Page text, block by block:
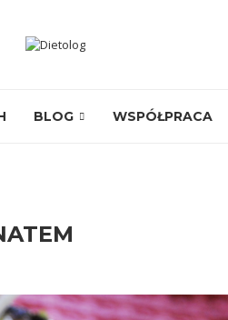
BLOG WSPÓŁPRACA